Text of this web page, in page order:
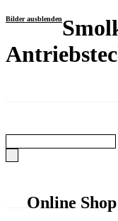
Bilder ausblenden
Online Shop